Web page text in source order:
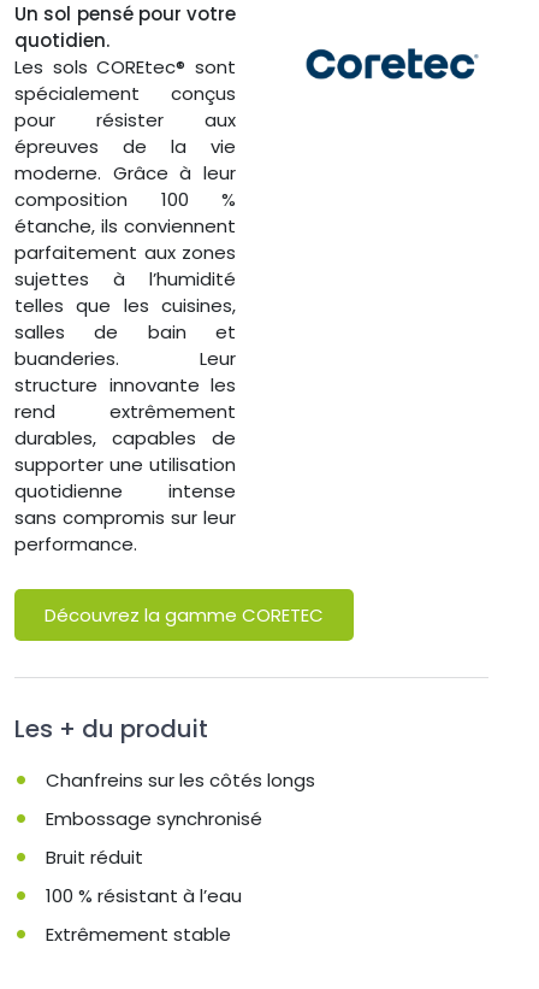
Un sol pensé pour votre
quotidien.
Les sols COREtec® sont
spécialement conçus
pour résister aux
épreuves de la vie
moderne. Grâce à leur
composition 100 %
étanche, ils conviennent
parfaitement aux zones
sujettes à l’humidité
telles que les cuisines,
salles de bain et
buanderies. Leur
structure innovante les
rend extrêmement
durables, capables de
supporter une utilisation
quotidienne intense
sans compromis sur leur
performance.
Découvrez la gamme CORETEC
Les + du produit
Chanfreins sur les côtés longs
Embossage synchronisé
Bruit réduit
100 % résistant à l’eau
Extrêmement stable